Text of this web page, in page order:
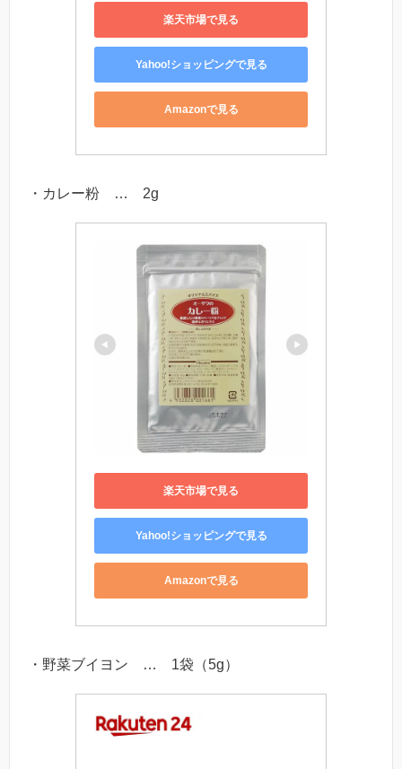
楽天市場で見る
Yahoo!ショッピングで見る
Amazonで見る
・カレー粉 … 2g
楽天市場で見る
Yahoo!ショッピングで見る
Amazonで見る
・野菜ブイヨン … 1袋（5g）